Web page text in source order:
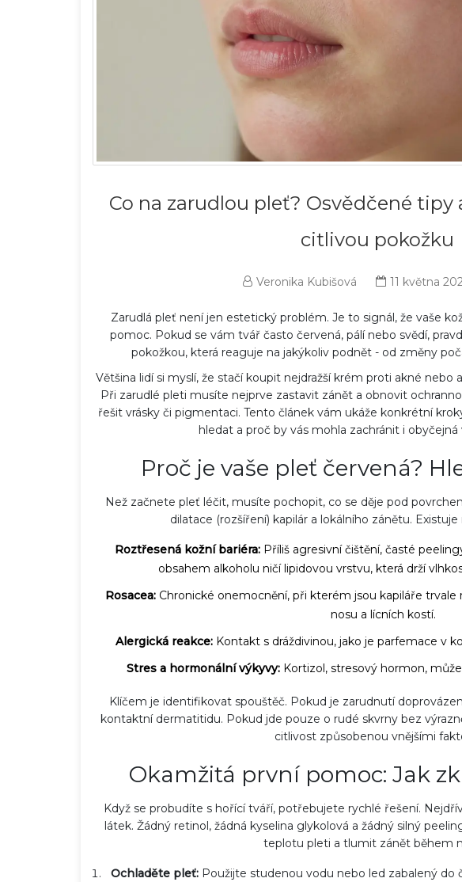
Co na zarudlou pleť? Osvědčené
citlivou pokožku
Veronika Kubišová 11 května
Zarudlá pleť není jen estetický problém. Je to signál, že vaše
pomoc. Pokud se vám tvář často červená, pálí nebo svědí,
pokožkou, která reaguje na jakýkoliv podnět - od změny
Většina lidí si myslí, že stačí koupit nejdražší krém proti akné nebo
Při zarudlé pleti musíte nejprve zastavit zánět a obnovit
řešit vrásky či pigmentaci. Tento článek vám ukáže konkrétní
hledat a proč by vás mohla zachránit i
Proč je vaše pleť červená?
Než začnete pleť léčit, musíte pochopit, co se děje pod
dilatace (rozšíření) kapilár a lokálního zánětu.
Roztřesená kožní bariéra:Příliš agresivní čištění, časté
obsahem alkoholu ničí lipidovou vrstvu, která drží
Rosacea:Chronické onemocnění, při kterém jsou kapiláře trvale
nosu a lícních kostí.
Alergická reakce:Kontakt s dráždivinou, jako je parfemace v
Stres a hormonální výkyvy: Kortizol, stresový hormon,
Klíčem je identifikovat spouštěč. Pokud je zarudnutí
kontaktní dermatitidu. Pokud jde pouze o rudé skvrny bez
citlivost způsobenou vnějšími
Okamžitá první pomoc: Jak
Když se probudíte s hořící tváří, potřebujete rychlé řešení.
látek. Žádný retinol, žádná kyselina glykolová a žádný silný
teplotu pleti a tlumit zánět během
Ochladěte pleť: Použijte studenou vodu nebo led zabalený do
a praktické rady
Jaké nehty se líbí mužům? Přehled
nejoblíbenějších stylů a barev
11 led 2024